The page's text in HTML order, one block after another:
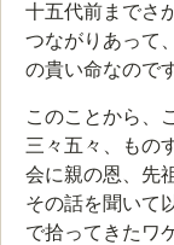
十五代前までさ
つながりあって
の貴い命なので
このことから、
三々五々、もの
会に親の恩、先
その話を聞いて
で拾ってきたワ